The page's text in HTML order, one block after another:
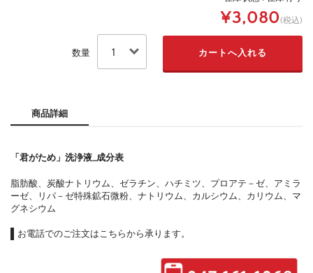
¥3,080(税込)
数量
商品詳細
「君がため」洗浄液_成分表
脂肪酸、炭酸ナトリウム、ゼラチン、ハチミツ、プロアテ－ゼ、アミラ
ーゼ、リパ－ゼ特殊鉱石微粉、ナトリウム、カルシウム、カリウム、マ
グネシウム
お電話でのご注文はこちらから承ります。